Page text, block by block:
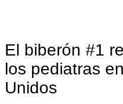
El biberón #1
los pediatras
Unidos